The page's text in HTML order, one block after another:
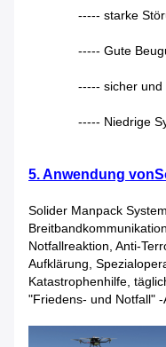
----- starke
----- Gute
----- sicher und
----- Niedrige
5. Anwendung von
Solider Manpack
Notfallreaktion, Anti-
Aufklärung,
Katastrophenhilfe,
"Friedens- und Notfall" -